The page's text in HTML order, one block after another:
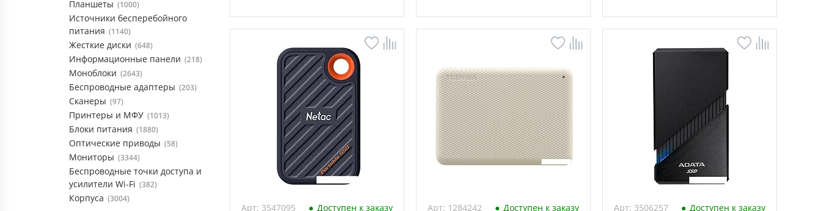
Планшеты (1000)
Источники бесперебойного
питания (1140)
Жесткие диски (648)
Информационные панели (218)
Моноблоки (2643)
Беспроводные адаптеры (203)
Сканеры (97)
Принтеры и МФУ (1013)
Блоки питания (1880)
Оптические приводы (58)
Мониторы (3344)
Беспроводные точки доступа и
усилители Wi-Fi (382)
Корпуса (3004)
Арт: 3547095 Доступен к заказу Арт: 1284242 Доступен к заказу Арт: 3506257 Доступен к заказу